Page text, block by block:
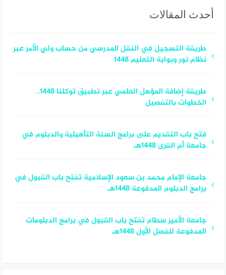
أحدث المقالات
طريقة التسجيل في النقل المدرسي من حساب ولي الأمر عبر
نظام نور وبوابة التعليم 1448
طريقة إضافة المؤهل العلمي عبر تطبيق توكلنا 1448..
الخطوات بالتفصيل
فتح باب التقديم على برامج السنة التأهيلية والدبلوم في
جامعة أم القرى 1448هـ
جامعة الإمام محمد بن سعود الإسلامية تفتح باب القبول في
برامج الدبلوم المدفوعة 1448هـ
جامعة الأمير سطام تفتح باب القبول في برامج الدبلومات
المدفوعة للفصل الأول 1448هـ